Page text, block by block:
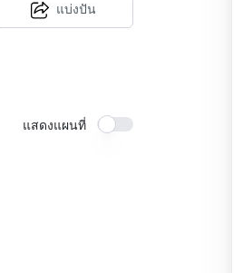
แบ่งปัน
แสดงแผนที่